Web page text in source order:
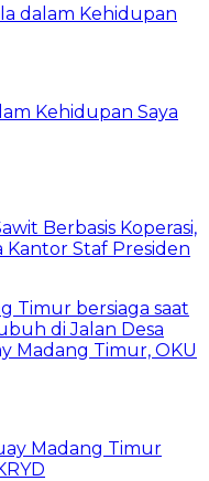
dalam Kehidupan
Kehidupan Saya
Berbasis Koperasi,
Kantor Staf Presiden
Madang Timur